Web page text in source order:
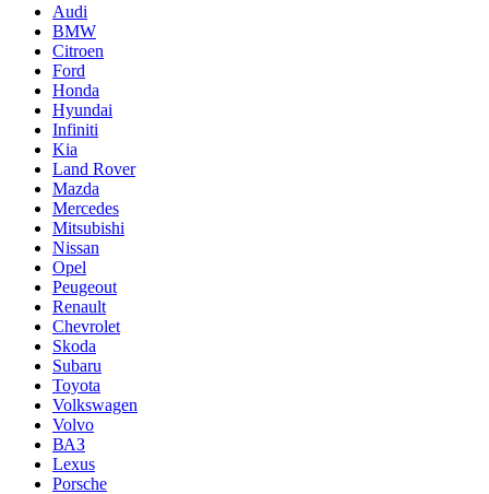
Audi
BMW
Citroen
Ford
Honda
Hyundai
Infiniti
Kia
Land Rover
Mazda
Mercedes
Mitsubishi
Nissan
Opel
Peugeout
Renault
Chevrolet
Skoda
Subaru
Toyota
Volkswagen
Volvo
ВАЗ
Lexus
Porsche